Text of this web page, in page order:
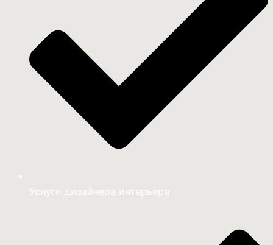
Услуги дизайнера интерьера